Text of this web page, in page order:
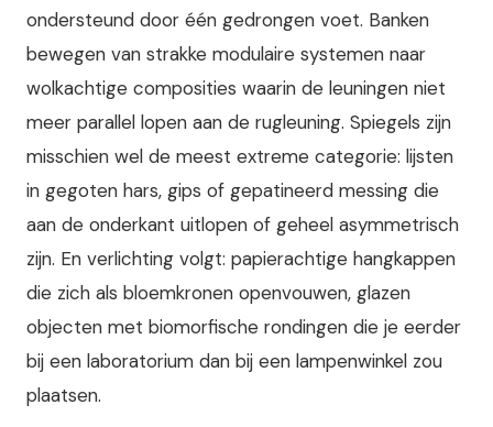
ondersteund door één gedrongen voet. Banken
bewegen van strakke modulaire systemen naar
wolkachtige composities waarin de leuningen niet
meer parallel lopen aan de rugleuning. Spiegels zijn
misschien wel de meest extreme categorie: lijsten
in gegoten hars, gips of gepatineerd messing die
aan de onderkant uitlopen of geheel asymmetrisch
zijn. En verlichting volgt: papierachtige hangkappen
die zich als bloemkronen openvouwen, glazen
objecten met biomorfische rondingen die je eerder
bij een laboratorium dan bij een lampenwinkel zou
plaatsen.